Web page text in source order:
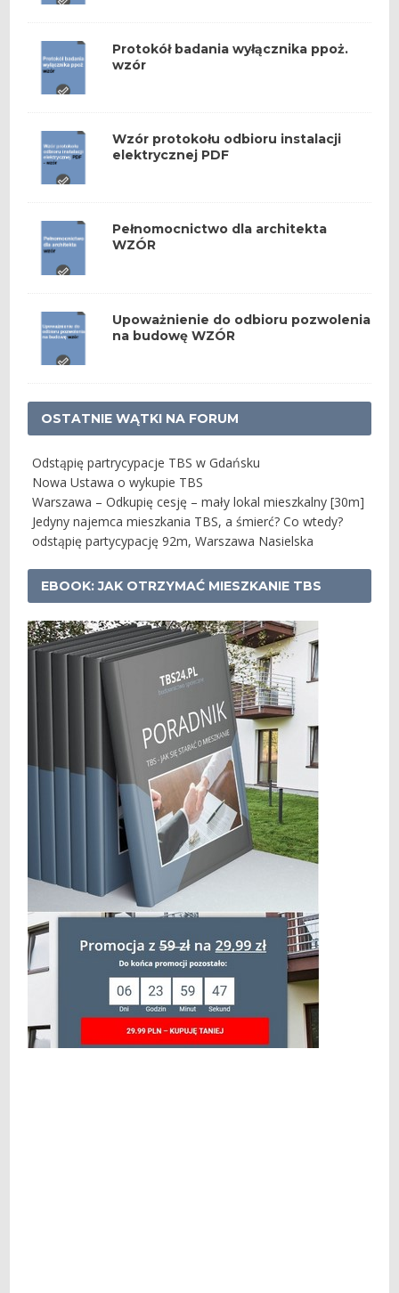
Protokół badania wyłącznika ppoż.
wzór
Wzór protokołu odbioru instalacji
elektrycznej PDF
Pełnomocnictwo dla architekta
WZÓR
Upoważnienie do odbioru pozwolenia
na budowę WZÓR
OSTATNIE WĄTKI NA FORUM
Odstąpię partrycypacje TBS w Gdańsku
Nowa Ustawa o wykupie TBS
Warszawa – Odkupię cesję – mały lokal mieszkalny [30m]
Jedyny najemca mieszkania TBS, a śmierć? Co wtedy?
odstąpię partycypację 92m, Warszawa Nasielska
EBOOK: JAK OTRZYMAĆ MIESZKANIE TBS